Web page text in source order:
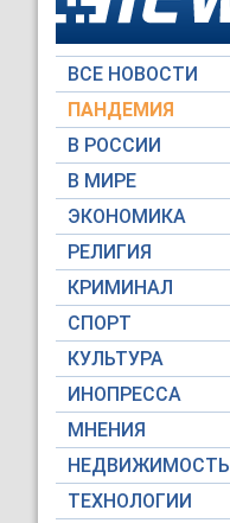
ВСЕ НОВОСТИ
ПАНДЕМИЯ
В РОССИИ
В МИРЕ
ЭКОНОМИКА
РЕЛИГИЯ
КРИМИНАЛ
СПОРТ
КУЛЬТУРА
ИНОПРЕССА
МНЕНИЯ
НЕДВИЖИМОСТЬ
ТЕХНОЛОГИИ